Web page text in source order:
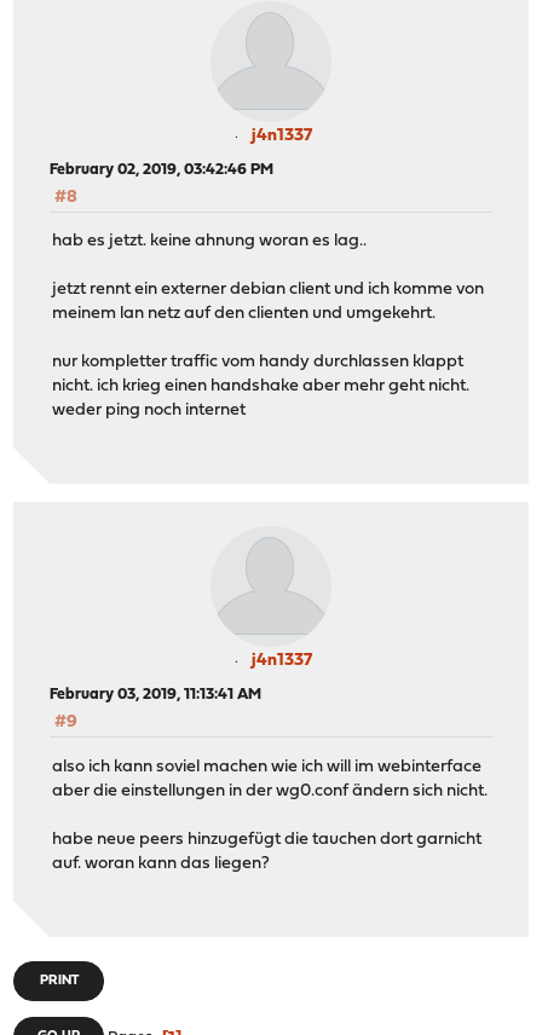
j4n1337
February 02, 2019, 03:42:46 PM
#8
hab es jetzt. keine ahnung woran es lag..
jetzt rennt ein externer debian client und ich komme von
meinem lan netz auf den clienten und umgekehrt.
nur kompletter traffic vom handy durchlassen klappt
nicht. ich krieg einen handshake aber mehr geht nicht.
weder ping noch internet
j4n1337
February 03, 2019, 11:13:41 AM
#9
also ich kann soviel machen wie ich will im webinterface
aber die einstellungen in der wg0.conf ändern sich nicht.
habe neue peers hinzugefügt die tauchen dort garnicht
auf. woran kann das liegen?
PRINT